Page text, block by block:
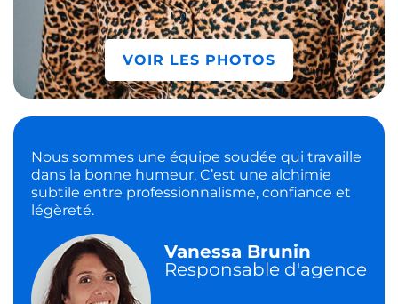
VOIR LES PHOTOS
Nous sommes une équipe soudée qui travaille
dans la bonne humeur. C’est une alchimie
subtile entre professionnalisme, confiance et
légèreté.
Vanessa Brunin
Responsable d'agence